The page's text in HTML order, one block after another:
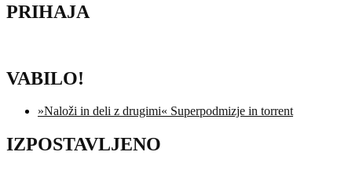
PRIHAJA
VABILO!
»Naloži in deli z drugimi« Superpodmizje in torrent
IZPOSTAVLJENO